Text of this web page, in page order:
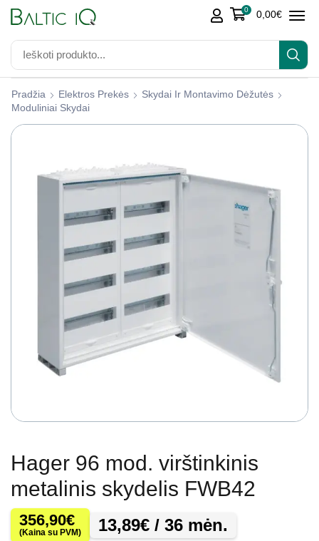
0 0,00€
Pradžia Elektros Prekės
Skydai Ir Montavimo Dėžutės
Moduliniai Skydai
Hager 96 mod. virštinkinis
metalinis skydelis FWB42
356,90€
(Kaina su PVM) 13,89€ / 36 mėn.